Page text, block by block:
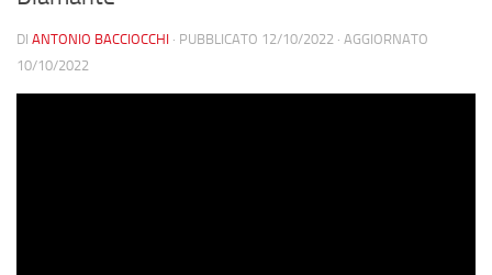
DI ANTONIO BACCIOCCHI · PUBBLICATO 12/10/2022 · AGGIORNATO
10/10/2022